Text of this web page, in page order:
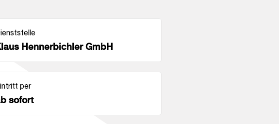
Hennerbichler GmbH
per
sofort